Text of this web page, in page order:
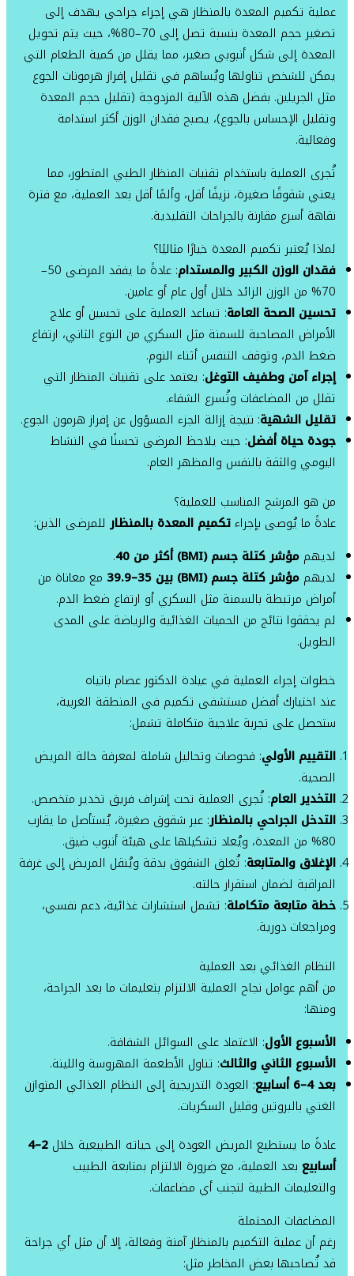
عملية تكميم المعدة بالمنظار هي إجراء جراحي يهدف إلى
تصغير حجم المعدة بنسبة تصل إلى 70–80%، حيث يتم تحويل
المعدة إلى شكل أنبوبي صغير، مما يقلل من كمية الطعام التي
يمكن للشخص تناولها ويُساهم في تقليل إفراز هرمونات الجوع
مثل الجريلين. بفضل هذه الآلية المزدوجة (تقليل حجم المعدة
وتقليل الإحساس بالجوع)، يصبح فقدان الوزن أكثر استدامة
وفعالية.
تُجرى العملية باستخدام تقنيات المنظار الطبي المتطور، مما
يعني شقوقًا صغيرة، نزيفًا أقل، وألمًا أقل بعد العملية، مع فترة
نقاهة أسرع مقارنة بالجراحات التقليدية.
لماذا يُعتبر تكميم المعدة خيارًا مثاليًا؟
فقدان الوزن الكبير والمستدام
: عادةً ما يفقد المرضى 50–
70% من الوزن الزائد خلال أول عام أو عامين.
تحسين الصحة العامة: تساعد العملية على تحسين أو علاج
الأمراض المصاحبة للسمنة مثل السكري من النوع الثاني، ارتفاع
ضغط الدم، وتوقف التنفس أثناء النوم.
إجراء آمن وطفيف التوغل: يعتمد على تقنيات المنظار التي
تقلل من المضاعفات وتُسرع الشفاء.
تقليل الشهية: نتيجة إزالة الجزء المسؤول عن إفراز هرمون الجوع.
جودة حياة أفضل: حيث يلاحظ المرضى تحسنًا في النشاط
اليومي والثقة بالنفس والمظهر العام.
من هو المرشح المناسب للعملية؟
عادةً ما يُوصى بإجراءتكميم المعدة بالمنظار للمرضى الذين:
لديهممؤشر كتلة جسم (BMI) أكثر من 40
.
لديهممؤشر كتلة جسم (BMI) بين 35–39.9
مع معاناة من
أمراض مرتبطة بالسمنة مثل السكري أو ارتفاع ضغط الدم.
لم يحققوا نتائج من الحميات الغذائية والرياضة على المدى
الطويل.
خطوات إجراء العملية في عيادة الدكتور عصام باتياه
عند اختيارك أفضل مستشفى تكميم في المنطقة الغربية،
ستحصل على تجربة علاجية متكاملة تشمل:
التقييم الأولي: فحوصات وتحاليل شاملة لمعرفة حالة المريض
الصحية.
التخدير العام: تُجرى العملية تحت إشراف فريق تخدير متخصص.
التدخل الجراحي بالمنظار: عبر شقوق صغيرة، يُستأصل ما يقارب
80% من المعدة، ويُعاد تشكيلها على هيئة أنبوب ضيق.
الإغلاق والمتابعة: تُغلق الشقوق بدقة ويُنقل المريض إلى غرفة
المراقبة لضمان استقرار حالته.
خطة متابعة متكاملة: تشمل استشارات غذائية، دعم نفسي،
ومراجعات دورية.
النظام الغذائي بعد العملية
من أهم عوامل نجاح العملية الالتزام بتعليمات ما بعد الجراحة،
ومنها:
الأسبوع الأول: الاعتماد على السوائل الشفافة.
الأسبوع الثاني والثالث: تناول الأطعمة المهروسة واللينة.
بعد 4–6 أسابيع
: العودة التدريجية إلى النظام الغذائي المتوازن
الغني بالبروتين وقليل السكريات.
عادةً ما يستطيع المريض العودة إلى حياته الطبيعية خلال
2–4
أسابيع بعد العملية، مع ضرورة الالتزام بمتابعة الطبيب
والتعليمات الطبية لتجنب أي مضاعفات.
المضاعفات المحتملة
رغم أن عملية التكميم بالمنظار آمنة وفعالة، إلا أن مثل أي جراحة
قد تُصاحبها بعض المخاطر مثل: